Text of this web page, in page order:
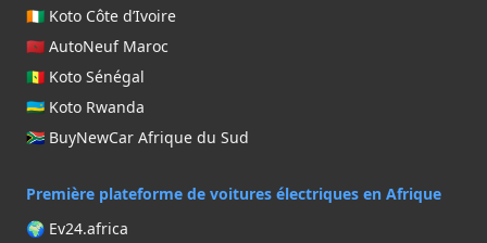
🇨🇮 Koto Côte d’Ivoire
🇲🇦 AutoNeuf Maroc
🇸🇳 Koto Sénégal
🇷🇼 Koto Rwanda
🇿🇦 BuyNewCar Afrique du Sud
Première plateforme de voitures électriques en Afrique
🌍 Ev24.africa